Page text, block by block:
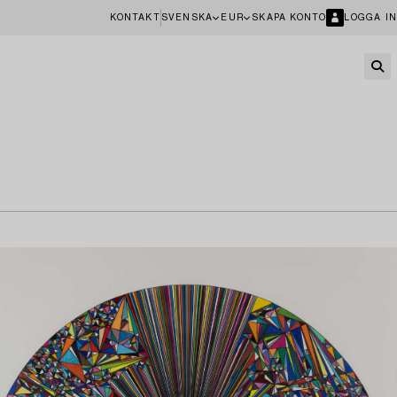
KONTAKT SVENSKA EUR SKAPA KONTO LOGGA IN